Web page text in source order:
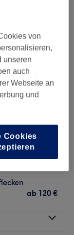
ab 120 €
von
unseren
auch
Webseite an
und
Cookies